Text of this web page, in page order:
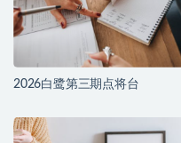
2026白鹭第三期点将台